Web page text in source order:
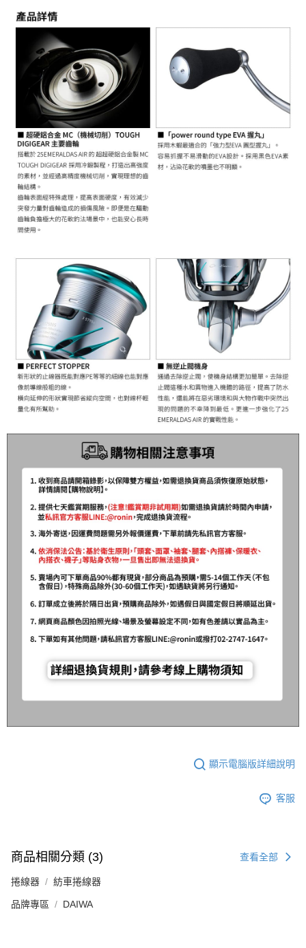
顯示電腦版詳細說明
客服
商品相關分類 (3) 查看全部
捲線器 紡車捲線器
品牌專區 DAIWA